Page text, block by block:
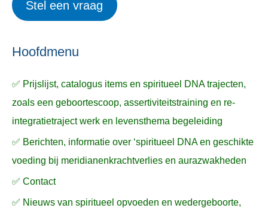
e
n
k
a
r
:
Stel een vraag
Hoofdmenu
✅ Prijslijst, catalogus items en spiritueel DNA trajecten,
zoals een geboortescoop, assertiviteitstraining en re-
integratietraject werk en levensthema begeleiding
✅ Berichten, informatie over ‘spiritueel DNA en geschikte
voeding bij meridianenkrachtverlies en aurazwakheden
✅ Contact
✅ Nieuws van spiritueel opvoeden en wedergeboorte,
p
n